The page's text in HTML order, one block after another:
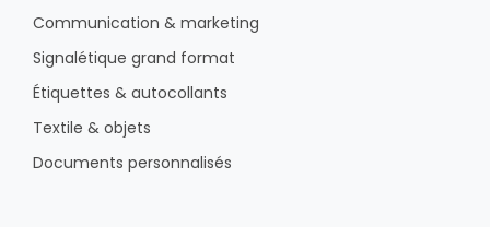
Communication & marketing
Signalétique grand format
Étiquettes & autocollants
Textile & objets
Documents personnalisés